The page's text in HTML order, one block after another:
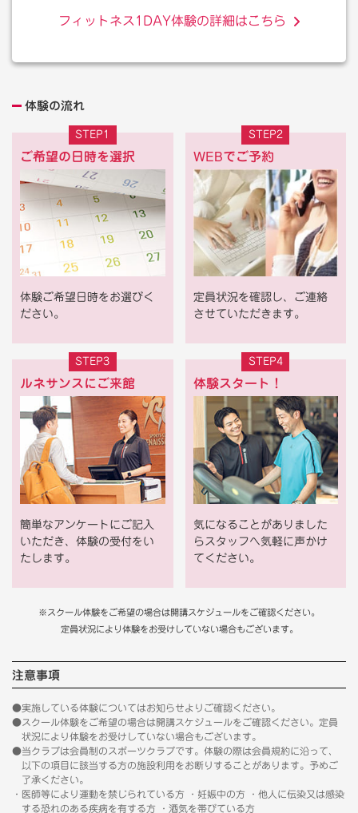
フィットネス1DAY体験の詳細はこちら
体験の流れ
STEP1
ご希望の日時を選択
体験ご希望日時をお選びく
ださい。
STEP2
WEBでご予約
定員状況を確認し、ご連絡
させていただきます。
STEP3
ルネサンスにご来館
簡単なアンケートにご記入
いただき、体験の受付をい
たします。
STEP4
体験スタート！
気になることがありました
らスタッフへ気軽に声かけ
てください。
※スクール体験をご希望の場合は開講スケジュールをご確認ください。
定員状況により体験をお受けしていない場合もございます。
注意事項
●実施している体験についてはお知らせよりご確認ください。
●スクール体験をご希望の場合は開講スケジュールをご確認ください。定員
状況により体験をお受けしていない場合もございます。
●当クラブは会員制のスポーツクラブです。体験の際は会員規約に沿って、
以下の項目に該当する方の施設利用をお断りすることがあります。予めご
了承ください。
・医師等により運動を禁じられている方 ・妊娠中の方 ・他人に伝染又は感染
する恐れのある疾病を有する方 ・酒気を帯びている方